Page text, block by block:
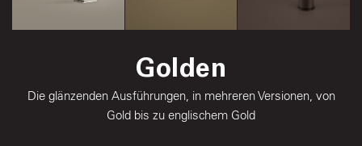
Urban Brass
Golden
Die glänzenden Ausführungen, in mehreren Versionen, von
Gold bis zu englischem Gold